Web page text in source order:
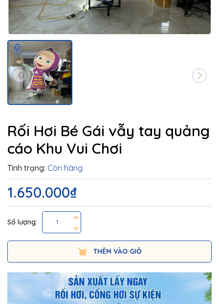
Rối Hơi Bé Gái vẫy tay quảng
cáo Khu Vui Chơi
Tình trạng: Còn hàng
1.650.000₫
Số lượng:
THÊM VÀO GIỎ